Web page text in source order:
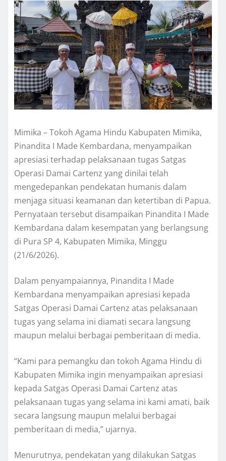
Mimika – Tokoh Agama Hindu Kabupaten Mimika,
Pinandita I Made Kembardana, menyampaikan
apresiasi terhadap pelaksanaan tugas Satgas
Operasi Damai Cartenz yang dinilai telah
mengedepankan pendekatan humanis dalam
menjaga situasi keamanan dan ketertiban di Papua.
Pernyataan tersebut disampaikan Pinandita I Made
Kembardana dalam kesempatan yang berlangsung
di Pura SP 4, Kabupaten Mimika, Minggu
(21/6/2026).
Dalam penyampaiannya, Pinandita I Made
Kembardana menyampaikan apresiasi kepada
Satgas Operasi Damai Cartenz atas pelaksanaan
tugas yang selama ini diamati secara langsung
maupun melalui berbagai pemberitaan di media.
“Kami para pemangku dan tokoh Agama Hindu di
Kabupaten Mimika ingin menyampaikan apresiasi
kepada Satgas Operasi Damai Cartenz atas
pelaksanaan tugas yang selama ini kami amati, baik
secara langsung maupun melalui berbagai
pemberitaan di media,” ujarnya.
Menurutnya, pendekatan yang dilakukan Satgas